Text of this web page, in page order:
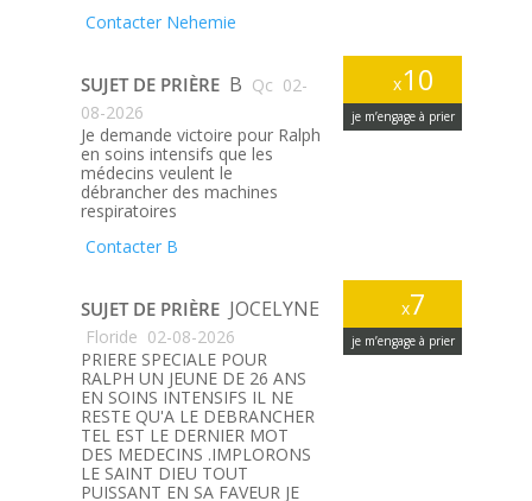
Contacter Nehemie
x10
je m’engage à prier
SUJET DE PRIÈRE B Qc 02-
08-2026
Je demande victoire pour Ralph
en soins intensifs que les
médecins veulent le
débrancher des machines
respiratoires
Contacter B
x7
je m’engage à prier
SUJET DE PRIÈRE JOCELYNE
Floride 02-08-2026
PRIERE SPECIALE POUR
RALPH UN JEUNE DE 26 ANS
EN SOINS INTENSIFS IL NE
RESTE QU'A LE DEBRANCHER
TEL EST LE DERNIER MOT
DES MEDECINS .IMPLORONS
LE SAINT DIEU TOUT
PUISSANT EN SA FAVEUR JE